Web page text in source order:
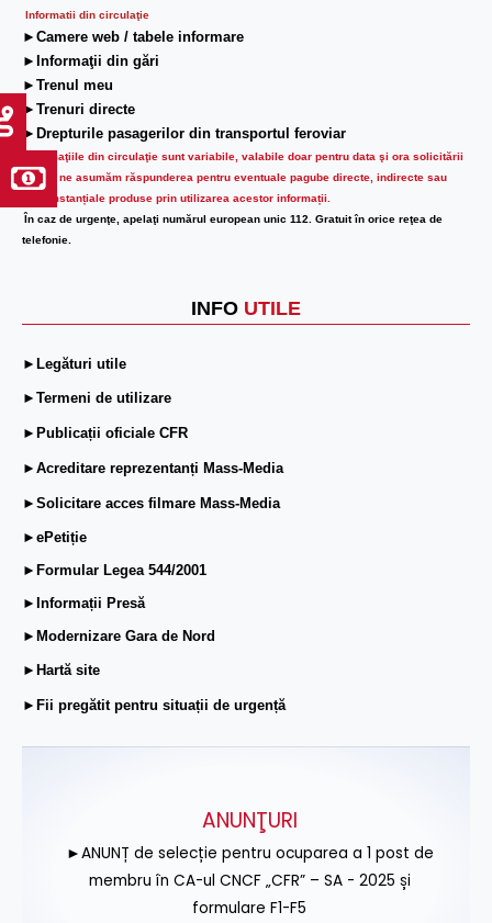
Informatii din circulaţie
►Camere web / tabele informare
►Informaţii din gări
►Trenul meu
►Trenuri directe
►Drepturile pasagerilor din transportul feroviar
Informaţiile din circulaţie sunt variabile, valabile doar pentru data şi ora solicitării
lor.
Nu ne asumăm răspunderea pentru eventuale pagube directe, indirecte sau
circumstanțiale produse prin utilizarea acestor informații.
În caz de urgenţe, apelaţi numărul european unic 112. Gratuit în orice reţea de
telefonie.
INFO UTILE
►Legături utile
►Termeni de utilizare
►Publicații oficiale CFR
►Acreditare reprezentanți Mass-Media
►Solicitare acces filmare Mass-Media
►ePetiție
►Formular Legea 544/2001
►Informații Presă
►Modernizare Gara de Nord
►Hartă site
►Fii pregătit pentru situații de urgență
ANUNŢURI
►ANUNȚ de selecție pentru ocuparea a 1 post de
membru în CA-ul CNCF „CFR” – SA - 2025 și
formulare F1-F5